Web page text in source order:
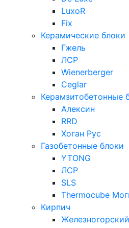
LuxoR
Fix
Керамические блоки
Гжель
ЛСР
Wienerberger
Ceglar
Керамзитобетонные
Алексин
RRD
Хоган Рус
Газобетонные блоки
YTONG
ЛСР
SLS
Thermocube
Кирпич